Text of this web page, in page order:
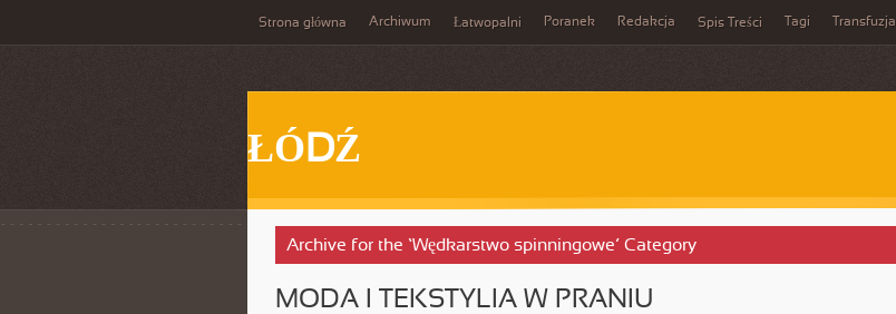
Strona główna Archiwum Łatwopalni Poranek Redakcja Spis Treści Tagi Transfuzja
ŁÓDŹ
Archive for the ‘Wędkarstwo spinningowe’ Category
MODA I TEKSTYLIA W PRANIU